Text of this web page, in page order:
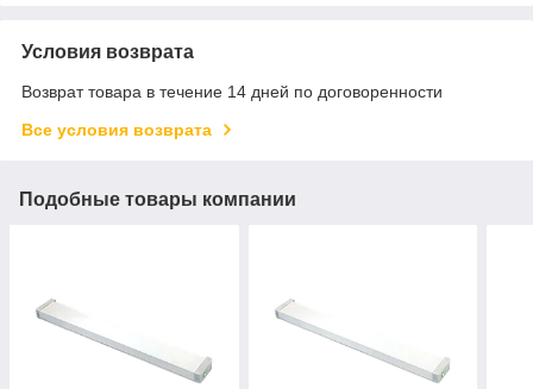
Условия возврата
Возврат товара в течение 14 дней по договоренности
Все условия возврата
Подобные товары компании